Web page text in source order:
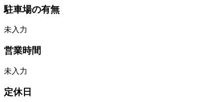
駐車場の有無
未入力
営業時間
未入力
定休日